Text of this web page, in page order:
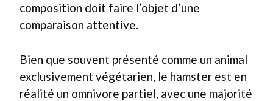
composition doit faire l’objet d’une
comparaison attentive.
Bien que souvent présenté comme un animal
exclusivement végétarien, le hamster est en
réalité un omnivore partiel, avec une majorité